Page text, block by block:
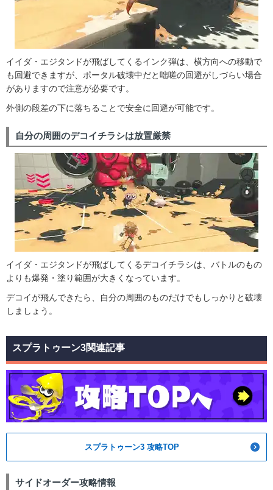
イイダ・エジタンドが飛ばしてくるインク弾は、横方向への移動で
も回避できますが、ポータル破壊中だと咄嗟の回避がしづらい場合
がありますので注意が必要です。
外側の段差の下に落ちることで安全に回避が可能です。
自分の周囲のデコイチラシは放置厳禁
イイダ・エジタンドが飛ばしてくるデコイチラシは、バトルのもの
よりも爆発・塗り範囲が大きくなっています。
デコイが飛んできたら、自分の周囲のものだけでもしっかりと破壊
しましょう。
スプラトゥーン3関連記事
スプラトゥーン3 攻略TOP
サイドオーダー攻略情報